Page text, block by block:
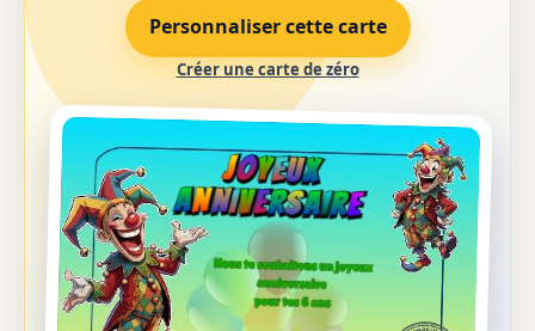
Personnaliser cette carte
Créer une carte de zéro